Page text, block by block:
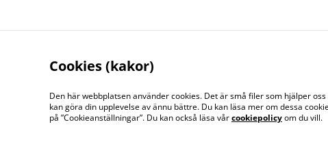
Kontakta oss
Cookies (kakor)
Den här webbplatsen använder cookies. Det är små filer som hjälper
kan göra din upplevelse av ännu bättre. Du kan läsa mer om dessa
på ”Cookieanställningar”. Du kan också läsa vårcookiepolicyom du vill.